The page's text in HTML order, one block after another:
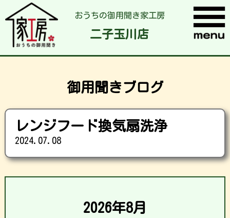
おうちの御用聞き家工房
二子玉川店
御用聞きブログ
レンジフード換気扇洗浄
2024.07.08
2026年8月